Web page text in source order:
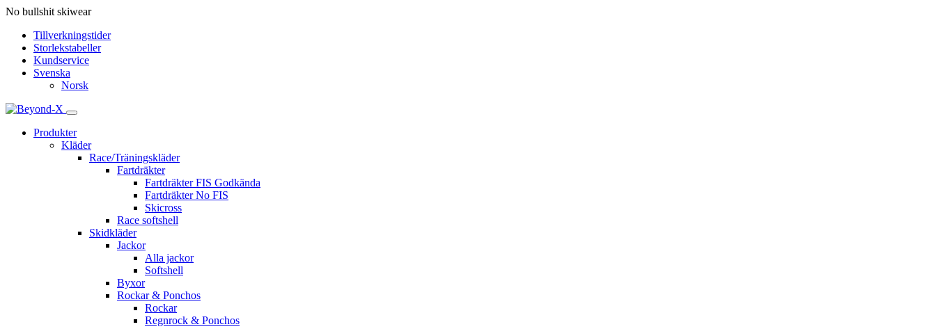
No bullshit skiwear
Tillverkningstider
Storlekstabeller
Kundservice
Svenska
Norsk
Produkter
Kläder
Race/Träningskläder
Fartdräkter
Fartdräkter FIS Godkända
Fartdräkter No FIS
Skicross
Race softshell
Skidkläder
Jackor
Alla jackor
Softshell
Byxor
Rockar & Ponchos
Rockar
Regnrock & Ponchos